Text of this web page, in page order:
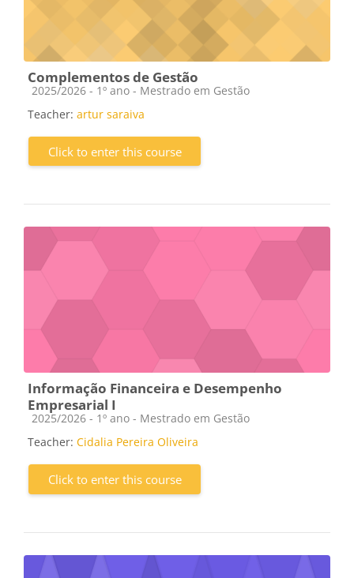
Complementos de Gestão
Course category
2025/2026 - 1º ano - Mestrado em Gestão
Teacher: artur saraiva
Click to enter this course
Informação Financeira e Desempenho
Empresarial I
Course category
2025/2026 - 1º ano - Mestrado em Gestão
Teacher: Cidalia Pereira Oliveira
Click to enter this course